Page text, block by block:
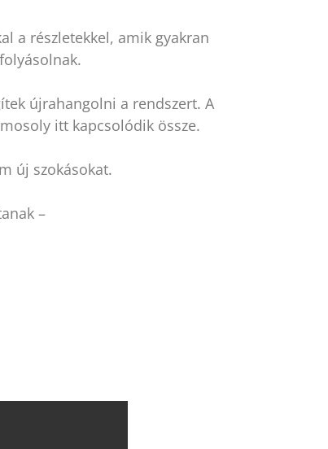
a részletekkel, amik gyakran
újrahangolni a rendszert. A
itt kapcsolódik össze.
új szokásokat.
–